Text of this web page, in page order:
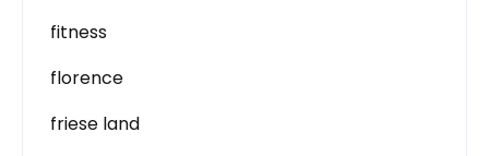
fitness
florence
friese land